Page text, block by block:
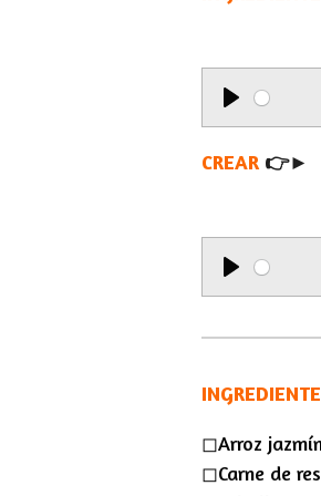
P
l
CREAR 👉►
P
y
◻︎Arroz
◻︎Carne de